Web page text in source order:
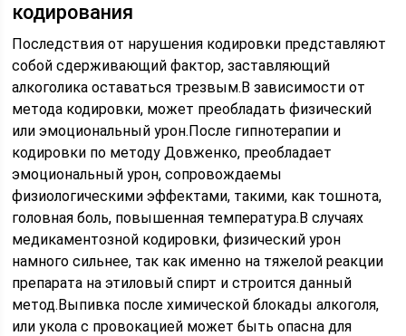
кодирования
Последствия от нарушения кодировки представляют
собой сдерживающий фактор, заставляющий
алкоголика оставаться трезвым.В зависимости от
метода кодировки, может преобладать физический
или эмоциональный урон.После гипнотерапии и
кодировки по методу Довженко, преобладает
эмоциональный урон, сопровождаемы
физиологическими эффектами, такими, как тошнота,
головная боль, повышенная температура.В случаях
медикаментозной кодировки, физический урон
намного сильнее, так как именно на тяжелой реакции
препарата на этиловый спирт и строится данный
метод.Выпивка после химической блокады алкоголя,
или укола с провокацией может быть опасна для